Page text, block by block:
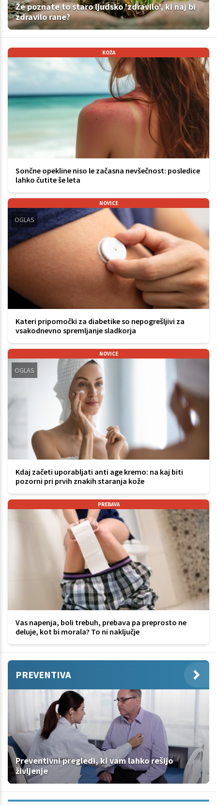
Že poznate to staro ljudsko 'zdravilo', ki naj bi
zdravilo rane?
KOŽA
Sončne opekline niso le začasna nevšečnost: posledice
lahko čutite še leta
NOVICE
OGLAS
Kateri pripomočki za diabetike so nepogrešljivi za
vsakodnevno spremljanje sladkorja
NOVICE
OGLAS
Kdaj začeti uporabljati anti age kremo: na kaj biti
pozorni pri prvih znakih staranja kože
PREBAVA
Vas napenja, boli trebuh, prebava pa preprosto ne
deluje, kot bi morala? To ni naključje
PREVENTIVA
Preventivni pregledi, ki vam lahko rešijo
življenje